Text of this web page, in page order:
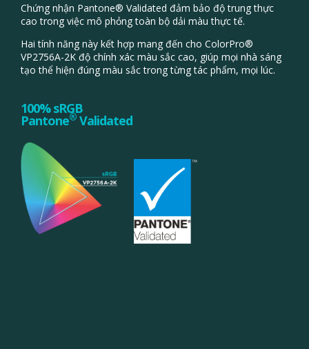
Chứng nhận Pantone® Validated đảm bảo độ trung thực
cao trong việc mô phỏng toàn bộ dải màu thực tế.
Hai tính năng này kết hợp mang đến cho ColorPro®
VP2756A-2K độ chính xác màu sắc cao, giúp mọi nhà sáng
tạo thể hiện đúng màu sắc trong từng tác phẩm, mọi lúc.
100% sRGB
Pantone® Validated